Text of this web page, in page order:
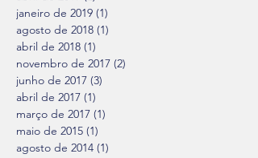
janeiro de 2019 (1)
agosto de 2018 (1)
abril de 2018 (1)
novembro de 2017 (2)
junho de 2017 (3)
abril de 2017 (1)
março de 2017 (1)
maio de 2015 (1)
agosto de 2014 (1)